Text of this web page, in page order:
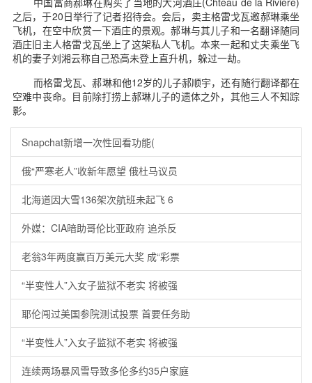
之后，于20日举行了记者招待会。会后，卖主格雷戈瓦邀郝琳乘坐
飞机，在空中欣赏一下酒庄的景观。郝琳与其儿子和一名翻译随同
酒庄旧主人格雷戈瓦坐上了这架私人飞机。本来一起和丈夫乘坐飞
机的妻子刘湘云称自己恐高未登上直升机，躲过一劫。
而格雷戈瓦、郝琳和他12岁的儿子郝顺宇，还有随行翻译都在
空难中丧命。目前除打捞上郝琳儿子的遗体之外，其他三人不知踪
影。
Snapchat新增一次性回看功能(
俄“严寒老人”收新年愿望 俄杜马议员
北海道因大雪136架次航班未起飞 6
外媒：CIA暗助哥伦比亚政府 追杀反
老翁3年两度赢百万美元大奖 成“彩票
“半变性人”入女子监狱不老实 将被强
耶伦闯过美国参院测试投票 首要任务助
“半变性人”入女子监狱不老实 将被强
连续两场暴风雪导致多伦多约35户家庭